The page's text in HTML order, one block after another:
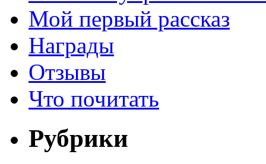
Мой первый рассказ
Награды
Отзывы
Что почитать
Рубрики